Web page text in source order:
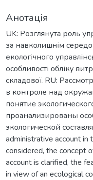
Анотація
UK: Розглянута роль
за навколишнім
екологічного
особливості обліку
складової. RU:
в контроле над
понятие
проанализированы
экологической
administrative account in
considered, the concept
account is clarified, the
in view of an ecological